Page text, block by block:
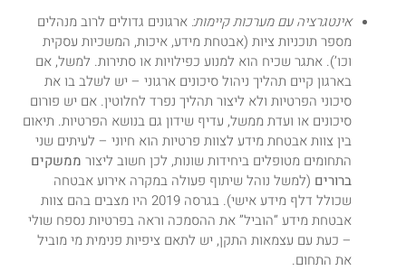
אינטגרציה עם מערכות קיימות: ארגונים גדולים לרוב מנהלים
מספר תוכניות ציות (אבטחת מידע, איכות, המשכיות עסקית
וכו’). אתגר שכיח הוא למנוע כפילויות או סתירות. למשל, אם
בארגון קיים תהליך ניהול סיכונים ארגוני – יש לשלב בו את
סיכוני הפרטיות ולא ליצור תהליך נפרד לחלוטין. אם יש פורום
סיכונים או ועדת ממשל, עדיף שידון גם בנושא הפרטיות. תיאום
בין צוות אבטחת מידע לצוות פרטיות הוא חיוני – לעיתים שני
התחומים מטופלים ביחידות שונות, לכן חשוב ליצור ממשקים
ברורים (למשל נוהל שיתוף פעולה במקרה אירוע אבטחה
שכולל דלף מידע אישי). בגרסה 2019 היו מצבים בהם צוות
אבטחת מידע “הוביל” את ההסמכה וראה בפרטיות נספח שולי
– כעת עם עצמאות התקן, יש לתאם ציפיות פנימית מי מוביל
את התחום.